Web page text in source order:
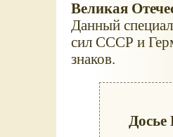
Великая
Данный
сил СССР и
знаков.